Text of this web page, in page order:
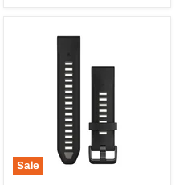
Sale
Klockarmband
Svart/Pebble